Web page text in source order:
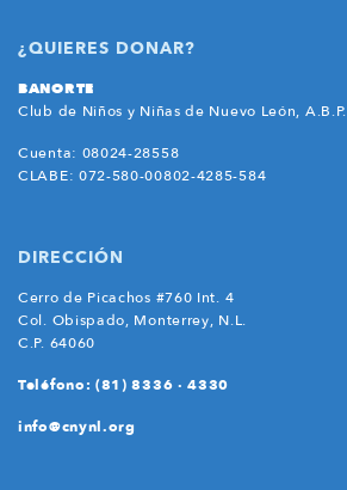
¿QUIERES DONAR?
BANORTE
Club de Niños y Niñas de Nuevo León, A.B.P.
Cuenta: 08024-28558
CLABE: 072-580-00802-4285-584
DIRECCIÓN
Cerro de Picachos #760 Int. 4
Col. Obispado, Monterrey, N.L.
C.P. 64060
Teléfono: (81) 8336 · 4330
info@cnynl.org